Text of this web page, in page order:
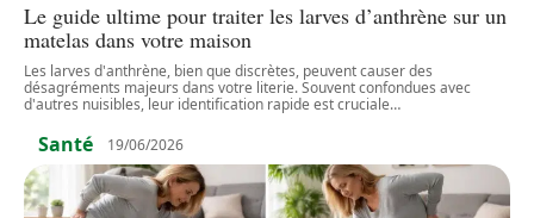
Le guide ultime pour traiter les larves d’anthrène sur un
matelas dans votre maison
Les larves d'anthrène, bien que discrètes, peuvent causer des
désagréments majeurs dans votre literie. Souvent confondues avec
d'autres nuisibles, leur identification rapide est cruciale…
Santé 19/06/2026